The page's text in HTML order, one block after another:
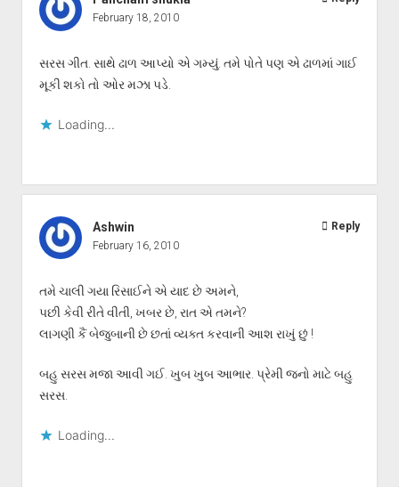
February 18, 2010
સરસ ગીત. સાથે ઢાળ આપ્યો એ ગમ્યું. તમે પોતે પણ એ ઢાળમાં ગાઈ
મૂકી શકો તો ઓર મઝા પડે.
Loading...
Ashwin
February 16, 2010
તમે ચાલી ગયા રિસાઈને એ યાદ છે અમને,
પછી કેવી રીતે વીતી, ખબર છે, રાત એ તમને?
લાગણી કૈં બેજુબાની છે છતાં વ્યક્ત કરવાની આશ રાખું છું !
બહુ સરસ મજા આવી ગઈ. ખુબ ખુબ આભાર. પ્રેમી જનો માટે બહુ
સરસ.
Loading...
Reply